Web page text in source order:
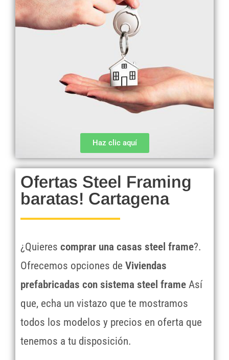
Haz clic aquí
Ofertas Steel Framing
baratas! Cartagena
¿Quieres comprar una casas steel frame?.
Ofrecemos opciones de Viviendas
prefabricadas con sistema steel frame Así
que, echa un vistazo que te mostramos
todos los modelos y precios en oferta que
tenemos a tu disposición.